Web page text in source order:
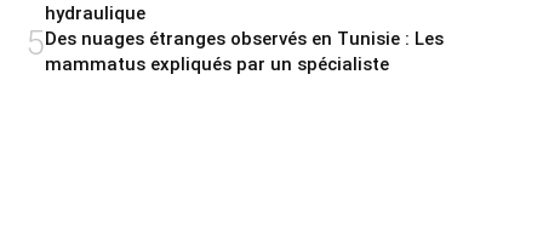
hydraulique
5Des nuages étranges observés en Tunisie : Les
mammatus expliqués par un spécialiste